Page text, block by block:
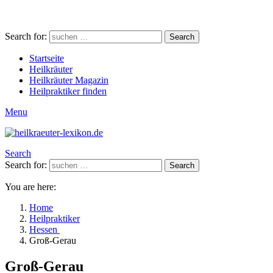
Search for: Search
Startseite
Heilkräuter
Heilkräuter Magazin
Heilpraktiker finden
Menu
Search
Search for:
Search
You are here:
Home
Heilpraktiker
Hessen
Groß-Gerau
Groß-Gerau